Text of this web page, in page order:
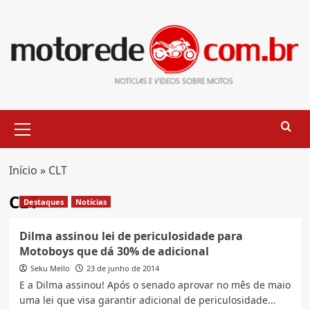
content
Menu
Início » CLT
CLTDestaques Notícias
Dilma assinou lei de periculosidade para
Motoboys que dá 30% de adicional
Seku Mello 23 de junho de 2014
E a Dilma assinou! Após o senado aprovar no mês de maio
uma lei que visa garantir adicional de periculosidade...